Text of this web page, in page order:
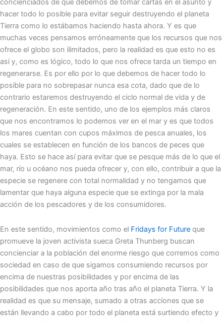
concienciados de que debemos de tomar cartas en el asunto y
hacer todo lo posible para evitar seguir destruyendo el planeta
Tierra como lo estábamos haciendo hasta ahora. Y es que
muchas veces pensamos erróneamente que los recursos que nos
ofrece el globo son ilimitados, pero la realidad es que esto no es
así y, como es lógico, todo lo que nos ofrece tarda un tiempo en
regenerarse. Es por ello por lo que debemos de hacer todo lo
posible para no sobrepasar nunca esa cota, dado que de lo
contrario estaremos destruyendo el ciclo normal de vida y de
regeneración. En este sentido, uno de los ejemplos más claros
que nos encontramos lo podemos ver en el mar y es que todos
los mares cuentan con cupos máximos de pesca anuales, los
cuales se establecen en función de los bancos de peces que
haya. Esto se hace así para evitar que se pesque más de lo que el
mar, río u océano nos pueda ofrecer y, con ello, contribuir a que la
especie se regenere con total normalidad y no tengamos que
lamentar que haya alguna especie que se extinga por la mala
acción de los pescadores y de los consumidores.
En este sentido, movimientos como el Fridays for Future que
promueve la joven activista sueca Greta Thunberg buscan
concienciar a la población del enorme riesgo que corremos como
sociedad en caso de que sigamos consumiendo recursos por
encima de nuestras posibilidades y por encima de las
posibilidades que nos aporta año tras año el planeta Tierra. Y la
realidad es que su mensaje, sumado a otras acciones que se
están llevando a cabo por todo el planeta está surtiendo efecto y